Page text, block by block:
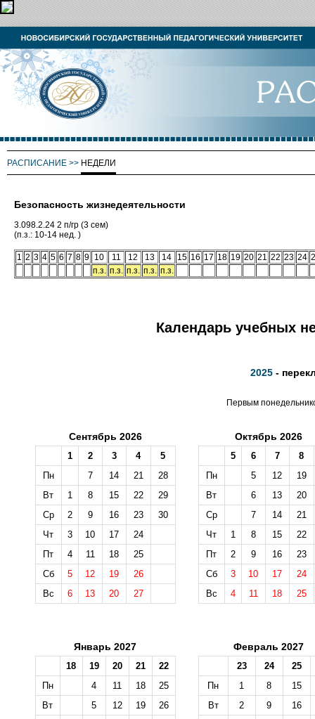
РАСПИСАНИЕ >> НЕДЕЛИ
Безопасность жизнедеятельности
3.098.2.24 2 п/гр (3 сем)
(п.з.: 10-14 нед. )
1 2 3 4 5 6 7 8 9 10 11 12 13 14 15 16 17 18 19 20 21 22 23 24
п.з. п.з. п.з. п.з. п.з.
Календарь учебных
2025 -
Первым
Сентябрь 2026
1 2 3 4
5
Пн
7 14 21
28
Вт
1 8 15 22
29
Ср
2 9 16 23
30
Чт
3 10 17
24
Пт
4 11 18
25
Сб
5 12 19
26
Вс
6 13 20 27
Октябрь 2026
5 6 7
8
Пн
5 12
19
Вт
6 13
20
Ср
7 14
21
Чт
1 8 15
22
Пт
2 9 16
23
Сб
3 10 17
24
Вс
4 11 18 25
Январь 2027
18 19 20 21
22
Пн
4 11 18
25
Вт
5 12 19
26
Февраль 2027
23 24
25
Пн
1 8
15
Вт
2 9
16